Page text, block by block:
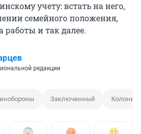
учету: встать на него,
семейного положения,
работы и так далее.
редакции
Заключенный Колония